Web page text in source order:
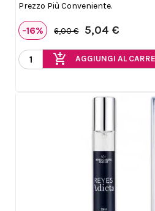
Prezzo Più Conveniente.
-16% 6,00 € 5,04 €
add_shopping_cart AGGIUNGI AL